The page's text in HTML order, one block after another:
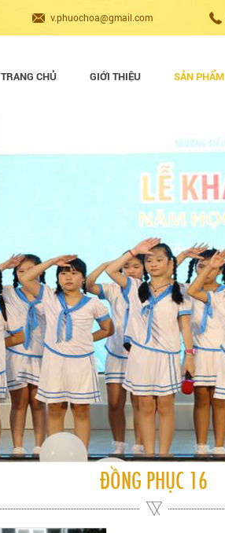
v.phuochoa@gmail.com
TRANG CHỦ GIỚI THIỆU SẢN PHẨM
ĐỒNG PHỤC 16